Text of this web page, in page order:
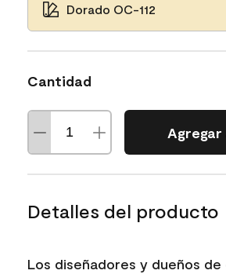
Dorado OC-112
Cantidad
Detalles del producto
Los diseñadores y dueños de